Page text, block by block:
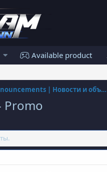
Available product
News and announcements | Новости и объявления
Promo